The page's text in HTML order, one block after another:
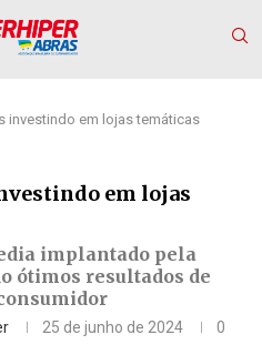
investindo em lojas temáticas
em lojas
implantado pela
ótimos resultados de
25 de junho de 2024
0